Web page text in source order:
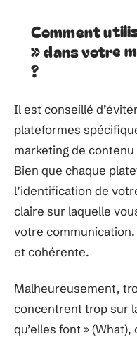
Comment
» dans votre
?
Il est conseillé
plateformes
marketing de
Bien que chaque
l’identification de
claire sur laquelle
votre
et cohérente.
Malheureusement,
concentrent trop sur
qu’elles font »